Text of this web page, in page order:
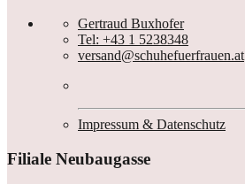
Gertraud Buxhofer
Tel: +43 1 5238348
versand@schuhefuerfrauen.at
Impressum & Datenschutz
Filiale Neubaugasse